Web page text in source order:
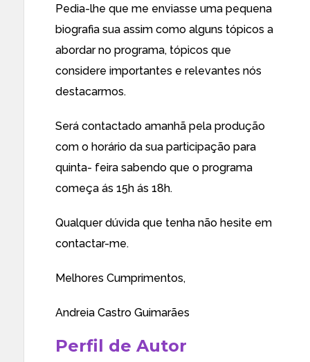
Pedia-lhe que me enviasse uma pequena
biografia sua assim como alguns tópicos a
abordar no programa, tópicos que
considere importantes e relevantes nós
destacarmos.
Será contactado amanhã pela produção
com o horário da sua participação para
quinta- feira sabendo que o programa
começa ás 15h ás 18h.
Qualquer dúvida que tenha não hesite em
contactar-me.
Melhores Cumprimentos,
Andreia Castro Guimarães
Perfil de Autor